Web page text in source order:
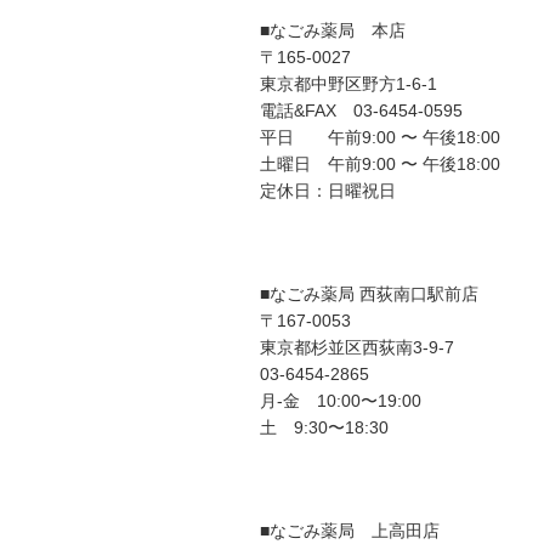
■なごみ薬局 本店
〒165-0027
東京都中野区野方1-6-1
電話&FAX 03-6454-0595
平日 午前9:00 〜 午後18:00
土曜日 午前9:00 〜 午後18:00
定休日：日曜祝日
■なごみ薬局 西荻南口駅前店
〒167-0053
東京都杉並区西荻南3-9-7
03-6454-2865
月-金 10:00〜19:00
土 9:30〜18:30
■なごみ薬局 上高田店